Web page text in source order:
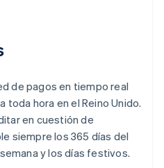
de pagos en tiempo real
toda hora en el Reino Unido.
en cuestión de
siempre los 365 días del
y los días festivos.